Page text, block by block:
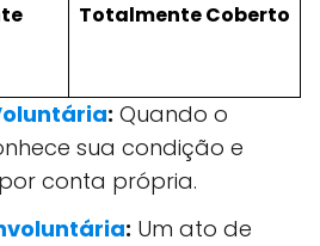
Totalmente Coberto
: Quando o
sua condição e
conta própria.
: Um ato de